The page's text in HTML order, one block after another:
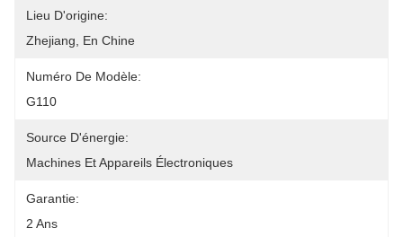
Lieu D'origine:
Zhejiang, En Chine
Numéro De Modèle:
G110
Source D'énergie:
Machines Et Appareils Électroniques
Garantie:
2 Ans